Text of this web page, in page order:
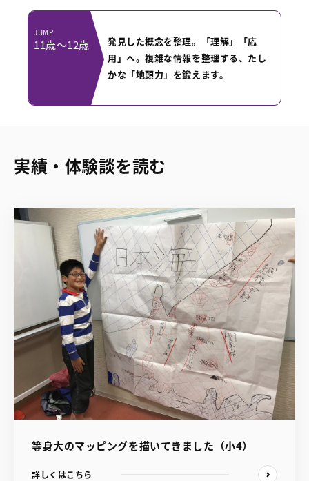
JUMP
11歳〜12歳
発見した概念を整理。「理解」「応
用」へ。複雑な情報を整理する、たし
かな「地頭力」を鍛えます。
実績・体験談を読む
等身大のマッピングを描いてきました（小4）
詳しくはこちら